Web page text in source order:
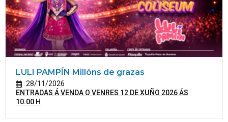
LULI PAMPÍN Millóns de grazas
28/11/2026
ENTRADAS Á VENDA O VENRES 12 DE XUÑO 2026 ÁS
10.00 H